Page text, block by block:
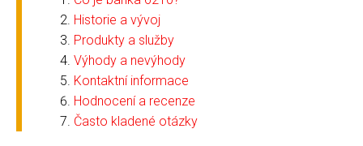
Historie a vývoj
Produkty a služby
Výhody a nevýhody
Kontaktní informace
Hodnocení a recenze
Často kladené otázky